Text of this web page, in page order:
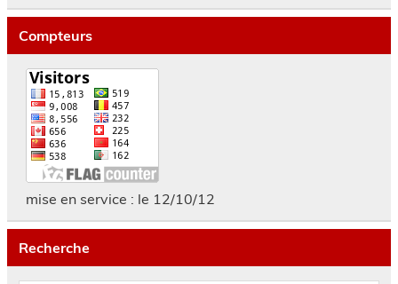
Compteurs
mise en service : le 12/10/12
Recherche